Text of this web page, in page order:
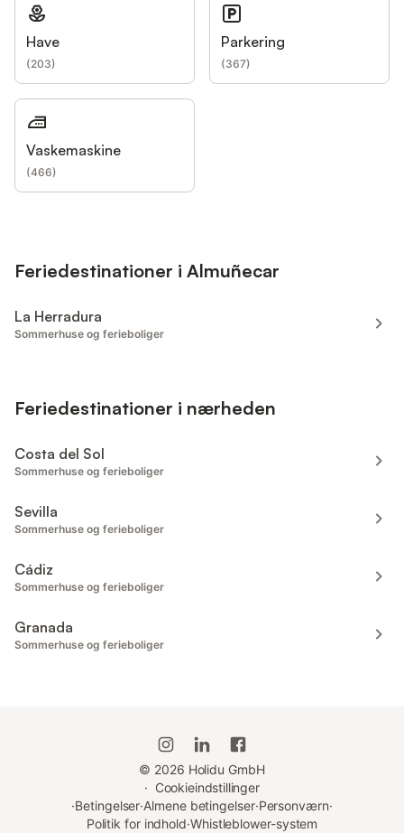
Have
(203)
Parkering
(367)
Vaskemaskine
(466)
Feriedestinationer i Almuñecar
La Herradura
Sommerhuse og ferieboliger
Feriedestinationer i nærheden
Costa del Sol
Sommerhuse og ferieboliger
Sevilla
Sommerhuse og ferieboliger
Cádiz
Sommerhuse og ferieboliger
Granada
Sommerhuse og ferieboliger
© 2026 Holidu GmbH
· Cookieindstillinger
·Betingelser·Almene betingelser·Personværn·
Politik for indhold·Whistleblower-system